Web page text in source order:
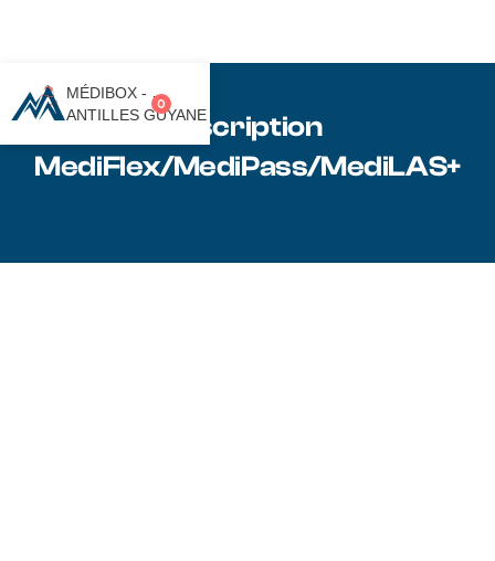
MÉDIBOX -
ANTILLES GUYANE
0
Inscription
MediFlex/MediPass/MediLAS+